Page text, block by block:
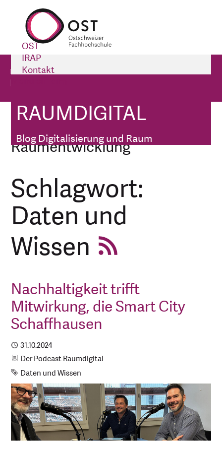
OST
IRAP
Kontakt
RAUMDIGITAL
Blog Digitalisierung und Raum
raumdigital
raumdigital Tags
Raumentwicklung
Schlagwort:
Daten und
Wissen
Nachhaltigkeit trifft
Mitwirkung, die Smart City
Schaffhausen
Publiziert
31.10.2024
Kategorie
Der Podcast Raumdigital
Schlagwort
Daten und Wissen